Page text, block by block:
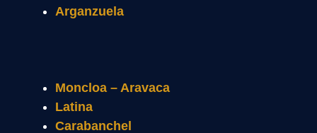
Arganzuela
Moncloa – Aravaca
Latina
Carabanchel